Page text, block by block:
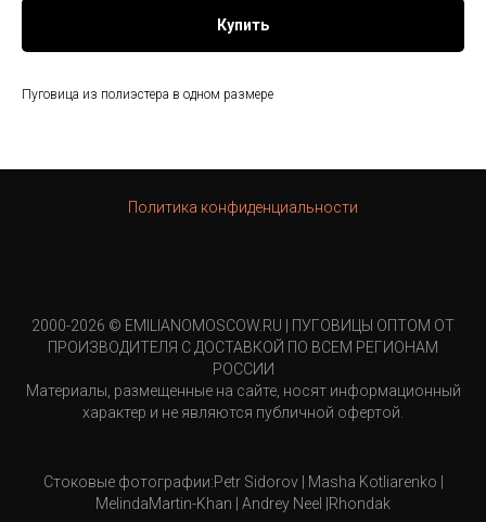
Купить
Пуговица из полиэстера в одном размере
Политика конфиденциальности
2000-2026 © EMILIANOMOSCOW.RU | ПУГОВИЦЫ ОПТОМ ОТ
ПРОИЗВОДИТЕЛЯ С ДОСТАВКОЙ ПО ВСЕМ РЕГИОНАМ
РОССИИ
Материалы, размещенные на сайте, носят информационный
характер и не являются публичной офертой.
Стоковые фотографии:Petr Sidorov | Masha Kotliarenko |
MelindaMartin-Khan | Andrey Neel |Rhondak